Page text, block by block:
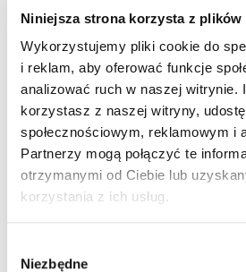
Niniejsza strona korzysta z plików
Wykorzystujemy pliki cookie do
i reklam, aby oferować funkcje
analizować ruch w naszej witrynie.
korzystasz z naszej witryny,
społecznościowym, reklamowym i
Partnerzy mogą połączyć te
otrzymanymi od Ciebie lub
korzystania z ich usług.
Niezbędne
Filtruj
Darmowa
od 200zł